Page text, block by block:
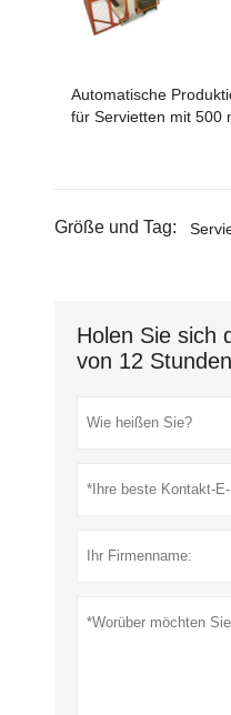
Automatische
für Servietten mit 500
Größe und Tag:
Holen Sie sich
von 12